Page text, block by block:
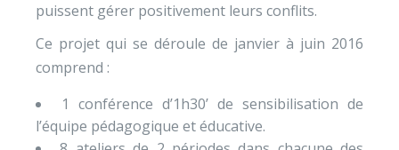
puissent gérer positivement leurs conflits.
Ce projet qui se déroule de janvier à juin 2016
comprend :
1 conférence d’1h30’ de sensibilisation de
l’équipe pédagogique et éducative.